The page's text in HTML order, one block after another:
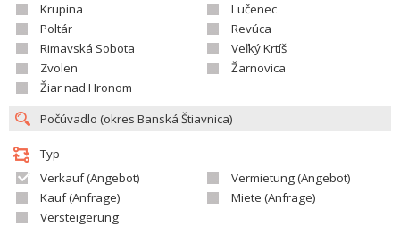
Krupina
Lučenec
Poltár
Revúca
Rimavská Sobota
Veľký Krtíš
Zvolen
Žarnovica
Žiar nad Hronom
Typ
Verkauf (Angebot)
Vermietung (Angebot)
Kauf (Anfrage)
Miete (Anfrage)
Versteigerung